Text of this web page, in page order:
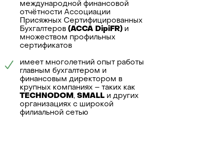
международной финансовой
отчётности Ассоциации
Присяжных Сертифицированных
Бухгалтеров (ACCA DipiFR) и
множеством профильных
сертификатов
имеет многолетний опыт работы
главным бухгалтером и
финансовым директором в
крупных компаниях – таких как
TECHNODOM , SMALL и других
организациях с широкой
филиальной сетью